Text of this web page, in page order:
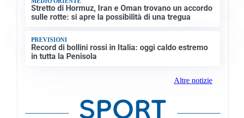
Stretto di Hormuz, Iran e Oman trovano un accordo
sulle rotte: si apre la possibilità di una tregua
PREVISIONI
Record di bollini rossi in Italia: oggi caldo estremo
in tutta la Penisola
Altre notizie